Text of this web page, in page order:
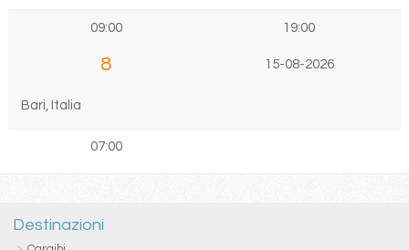
09:00 19:00
8 15-08-2026
Bari, Italia
07:00
Destinazioni